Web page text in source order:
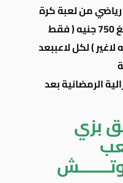
2 عضو رياضي من لعبة كرة
القدم على أن يسدد مبلغ 750 جنيه ( فقط
) لكل لاعببعد
الرمضانية بعد
بزي